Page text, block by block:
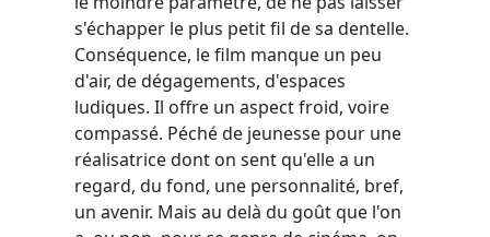
s'échapper le plus petit fil de sa dentelle.
Conséquence, le film manque un peu
d'air, de dégagements, d'espaces
ludiques. Il offre un aspect froid, voire
compassé. Péché de jeunesse pour une
réalisatrice dont on sent qu'elle a un
regard, du fond, une personnalité, bref,
un avenir. Mais au delà du goût que l'on